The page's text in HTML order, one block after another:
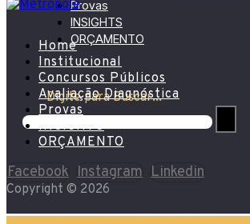
Provas
INSIGHTS
ORÇAMENTO
Digite para Buscar...
Home
Institucional
Concursos Públicos
Avaliação Diagnóstica
Provas
INSIGHTS
ORÇAMENTO
Facebook Instagram Linkedin
Copyright © 2026